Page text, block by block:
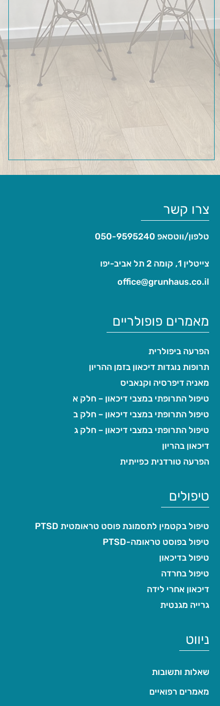
צרו קשר
טלפון/ווטסאפ 050-9595240
צייטלין 1, קומה 2 תל אביב-יפו
office@grunhaus.co.il‏
מאמרים פופולריים
הפרעה ביפולרית
תרופות נוגדות דיכאון בזמן ההריון
מאניה דיפרסיה וקנאביס
טיפול התרופתי במצבי דיכאון – חלק א
טיפול התרופתי במצבי דיכאון – חלק ב
טיפול התרופתי במצבי דיכאון – חלק ג
דיכאון בהריון
הפרעה טורדנית כפייתית
טיפולים
טיפול בקטמין לתסמונת פוסט טראומטית PTSD
טיפול בפוסט טראומה-PTSD
טיפול בדיכאון
טיפול בחרדה
דיכאון אחרי לידה
גרייה מגנטית
ניווט
שאלות ותשובות
מאמרים רפואיים